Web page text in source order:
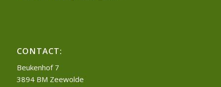
CONTACT:
Beukenhof 7
3894 BM Zeewolde